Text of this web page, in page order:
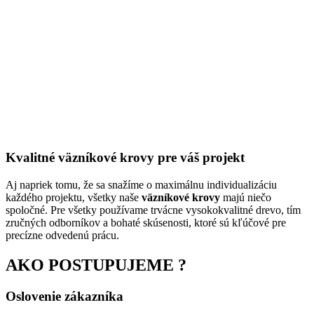
Kvalitné väzníkové krovy pre váš projekt
Aj napriek tomu, že sa snažíme o maximálnu individualizáciu
každého projektu, všetky naše väzníkové krovy majú niečo
spoločné. Pre všetky používame trvácne vysokokvalitné drevo, tím
zručných odborníkov a bohaté skúsenosti, ktoré sú kľúčové pre
precízne odvedenú prácu.
AKO POSTUPUJEME ?
Oslovenie zákazníka